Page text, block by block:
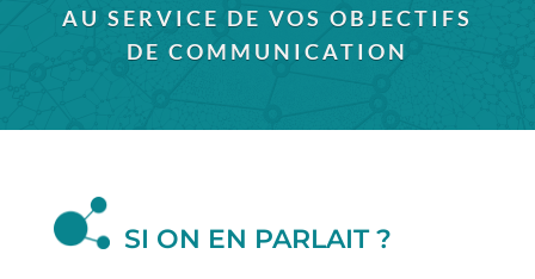
AU SERVICE DE VOS OBJECTIFS
DE COMMUNICATION
SI ON EN PARLAIT ?